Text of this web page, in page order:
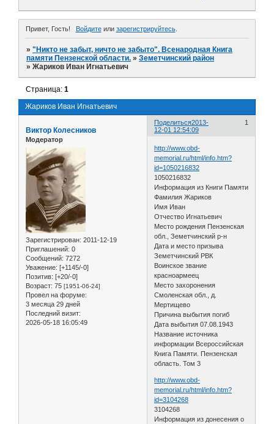
Привет, Гость! Войдитеили зарегистрируйтесь.
»"Никто не забыт, ничто не забыто". Всенародная Книга
памяти Пензенской области. »Земетчинский район
»Жариков Иван Игнатьевич
Жариков Иван Игнатьевич
Страница:1
Поделиться 1
2013-
12-01 12:54:09
Виктор Колесников
Модератор
Зарегистрирован: 2011-12-19
Приглашений: 0
Сообщений: 7272
Уважение: [+1145/-0]
Позитив: [+20/-0]
Возраст: 75 [1951-06-24]
Провел на форуме:
3 месяца 29 дней
Последний визит:
2026-05-18 16:05:49
http://www.obd-
memorial.ru/html/info.htm?
id=1050216832
1050216832
Информация из Книги Памяти
Фамилия Жариков
Имя Иван
Отчество Игнатьевич
Место рождения Пензенская
обл., Земетчинский р-н
Дата и место призыва
Земетчинский РВК
Воинское звание
красноармеец
Место захоронения
Смоленская обл., д.
Мертищево
Причина выбытия погиб
Дата выбытия 07.08.1943
Название источника
информации Всероссийская
Книга Памяти. Пензенская
область. Том 3
http://www.obd-
memorial.ru/html/info.htm?
id=3104268
3104268
Информация из донесения о